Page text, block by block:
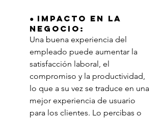
● Impacto en la
negocio:
Una buena experiencia del
empleado puede aumentar la
satisfacción laboral, el
compromiso y la productividad,
lo que a su vez se traduce en una
mejor experiencia de usuario
para los clientes. Lo percibas o